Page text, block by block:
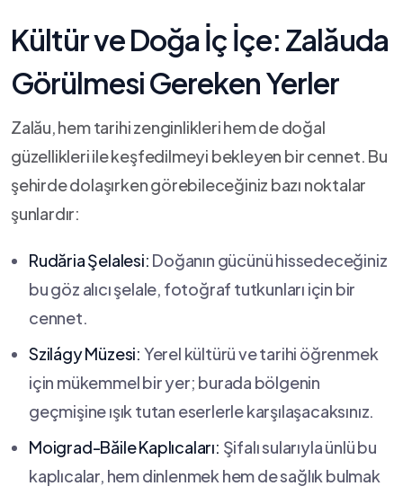
Kültür ve Doğa İç İçe: Zalăuda
Görülmesi Gereken Yerler
Zalău, ⁤hem ​tarihi zenginlikleri ⁤hem ⁣de doğal​
güzellikleri⁣ ile keşfedilmeyi bekleyen bir⁢ cennet. Bu
şehirde dolaşırken görebileceğiniz ⁣bazı noktalar
şunlardır:
Rudăria Şelalesi: ⁣Doğanın gücünü hissedeceğiniz
bu göz alıcı‌ şelale,​ fotoğraf‍ tutkunları için bir
cennet.
Szilágy Müzesi: Yerel kültürü ve tarihi öğrenmek ​
için ​mükemmel bir ​yer; ⁢burada ⁣bölgenin
geçmişine ışık tutan eserlerle karşılaşacaksınız.
Moigrad-Băile Kaplıcaları: Şifalı sularıyla ünlü‌ bu
kaplıcalar, hem dinlenmek hem de sağlık bulmak‍